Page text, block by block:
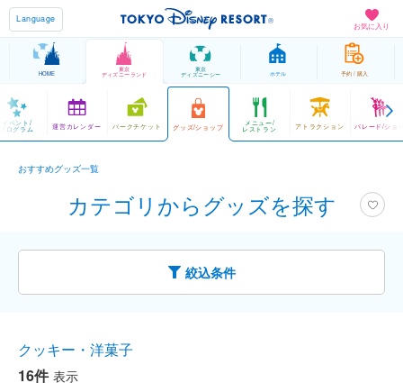
お気に入り
Language
HOME
東京
ディズニーランド
東京
ディズニーシー ホテル 予約 / 購入
イベント/
ログラム 運営カレンダー パークチケット グッズ/ショップ メニュー/
レストラン アトラクション パレード/ショ
おすすめグッズ一覧
カテゴリからグッズを探す
絞込条件
クッキー・洋菓子
16件 表示